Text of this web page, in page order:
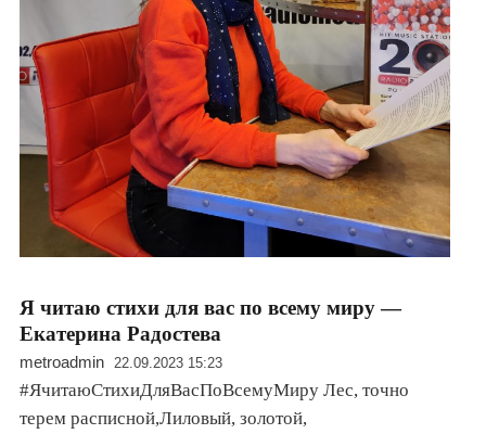
Я читаю стихи для вас по всему миру —
Екатерина Радостева
metroadmin 22.09.2023 15:23
#ЯчитаюСтихиДляВасПоВсемуМиру Лес, точно
терем расписной,Лиловый, золотой,